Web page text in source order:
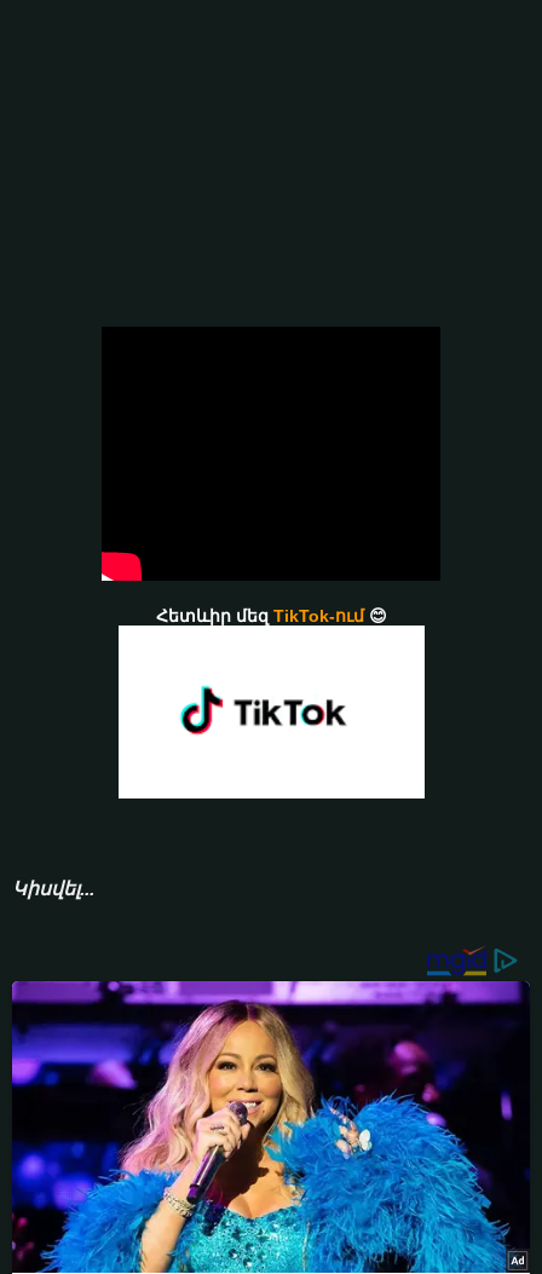
Հետևիր մեզ TikTok-ում😊
Կիսվել...